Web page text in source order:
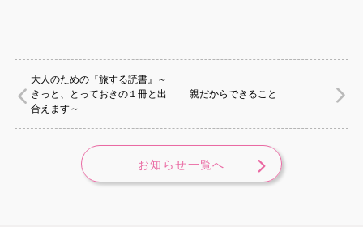
大人のための『旅する読書』～
きっと、とっておきの１冊と出
合えます～
親だからできること
お知らせ一覧へ